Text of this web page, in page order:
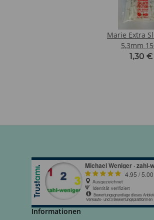
Marie Extra
5,3mm
1,30 €
Informationen